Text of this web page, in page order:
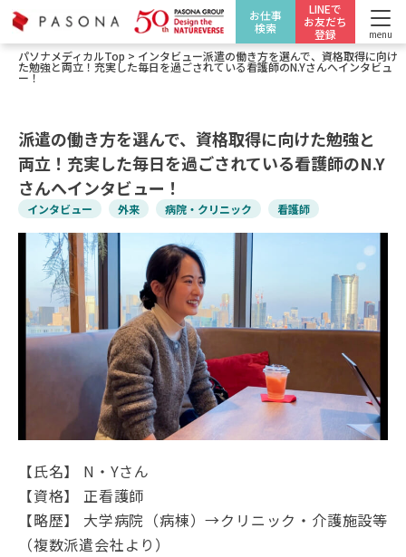
お仕事
検索
LINEで
お友だち
登録
menu
パソナメディカルTop > インタビュー派遣の働き方を選んで、資格取得に向け
た勉強と両立！充実した毎日を過ごされている看護師のN.Yさんへインタビュ
ー！
派遣の働き方を選んで、資格取得に向けた勉強と
両立！充実した毎日を過ごされている看護師のN.Y
さんへインタビュー！
インタビュー 外来 病院・クリニック 看護師
【氏名】 N・Yさん
【資格】 正看護師
【略歴】 大学病院（病棟）→クリニック・介護施設等
（複数派遣会社より）